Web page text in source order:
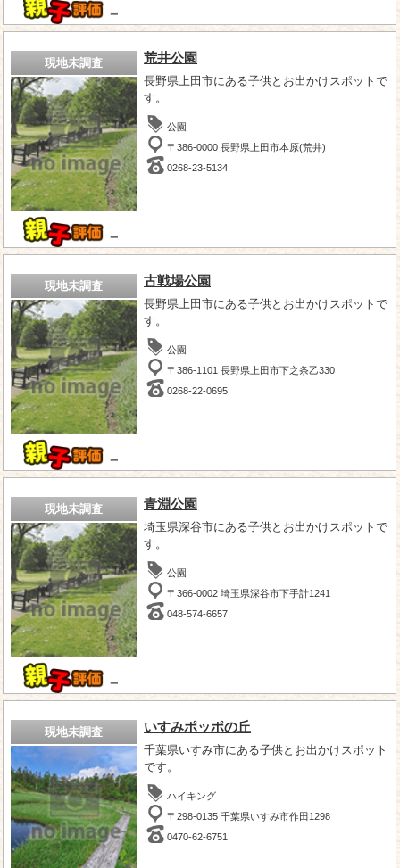
－
現地未調査
－
荒井公園
長野県上田市にある子供とお出かけスポットで
す。
公園
〒386-0000 長野県上田市本原(荒井)
0268-23-5134
現地未調査
－
古戦場公園
長野県上田市にある子供とお出かけスポットで
す。
公園
〒386-1101 長野県上田市下之条乙330
0268-22-0695
現地未調査
－
青淵公園
埼玉県深谷市にある子供とお出かけスポットで
す。
公園
〒366-0002 埼玉県深谷市下手計1241
048-574-6657
現地未調査 いすみポッポの丘
千葉県いすみ市にある子供とお出かけスポット
です。
ハイキング
〒298-0135 千葉県いすみ市作田1298
0470-62-6751